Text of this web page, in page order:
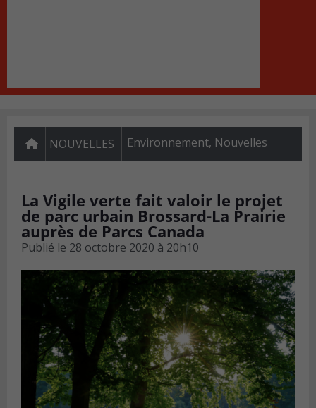
NOUVELLES Environnement, Nouvelles
La Vigile verte fait valoir le projet
de parc urbain Brossard-La Prairie
auprès de Parcs Canada
Publié le 28 octobre 2020 à 20h10